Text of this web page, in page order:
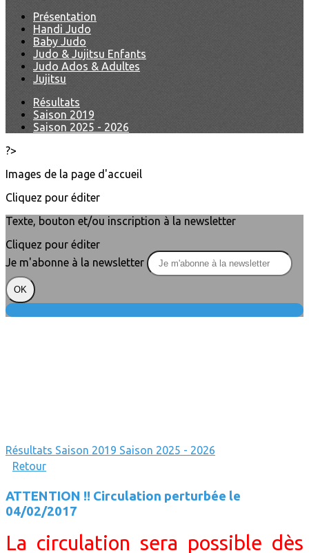
Présentation
Handi Judo
Baby Judo
Judo & Jujitsu Enfants
Judo Ados & Adultes
Jujitsu
Résultats
Saison 2019
Saison 2025 - 2026
?>
Images de la page d'accueil
Cliquez pour éditer
Texte, bouton et/ou inscription à la newsletter
Cliquez pour éditer
Je m'abonne à la newsletter
OK
Résultats Saison 2019 Saison 2025 - 2026
Retour
ATTENTION !! Circulation perturbée le
04/02/2017
La circulation sera possible dès